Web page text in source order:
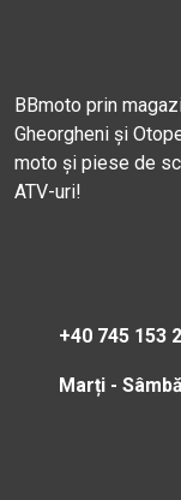
BBmoto prin
Gheorgheni și
moto și piese de
ATV-uri!
+40 745 153
Marți -